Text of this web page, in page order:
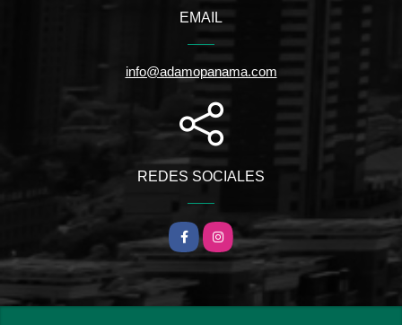
EMAIL
info@adamopanama.com
REDES SOCIALES
FacebookInstagram